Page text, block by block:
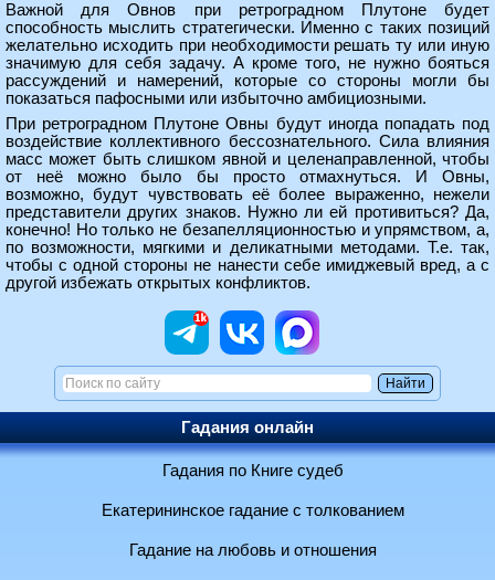
Важной для Овнов при ретроградном Плутоне будет
способность мыслить стратегически. Именно с таких позиций
желательно исходить при необходимости решать ту или иную
значимую для себя задачу. А кроме того, не нужно бояться
рассуждений и намерений, которые со стороны могли бы
показаться пафосными или избыточно амбициозными.
При ретроградном Плутоне Овны будут иногда попадать под
воздействие коллективного бессознательного. Сила влияния
масс может быть слишком явной и целенаправленной, чтобы
от неё можно было бы просто отмахнуться. И Овны,
возможно, будут чувствовать её более выраженно, нежели
представители других знаков. Нужно ли ей противиться? Да,
конечно! Но только не безапелляционностью и упрямством, а,
по возможности, мягкими и деликатными методами. Т.е. так,
чтобы с одной стороны не нанести себе имиджевый вред, а с
другой избежать открытых конфликтов.
Гадания онлайн
Гадания по Книге судеб
Екатерининское гадание с толкованием
Гадание на любовь и отношения